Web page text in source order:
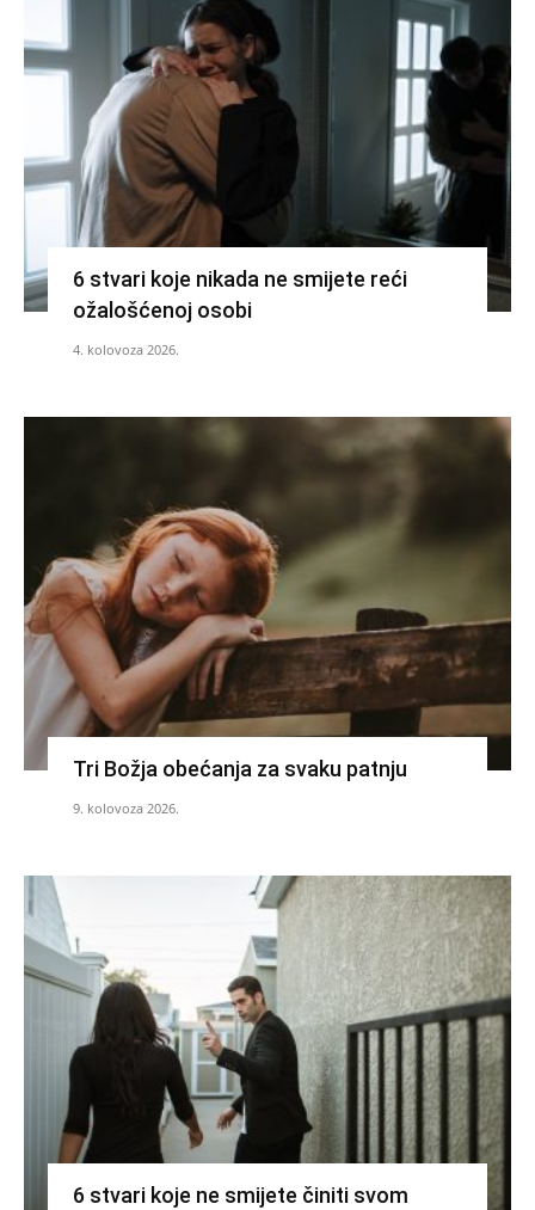
6 stvari koje nikada ne smijete reći
ožalošćenoj osobi
4. kolovoza 2026.
Tri Božja obećanja za svaku patnju
9. kolovoza 2026.
6 stvari koje ne smijete činiti svom